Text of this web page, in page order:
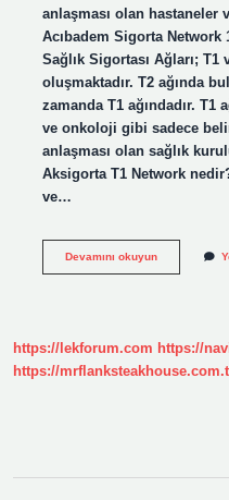
anlaşması olan hastaneler
Acıbadem Sigorta Network
Sağlık Sigortası Ağları;
oluşmaktadır. T2 ağında
zamanda T1 ağındadır. T1
ve onkoloji gibi sadece
anlaşması olan sağlık
Aksigorta T1 Network
ve…
Devamını okuyunKurumsal
https://lekforum.com https://
https://